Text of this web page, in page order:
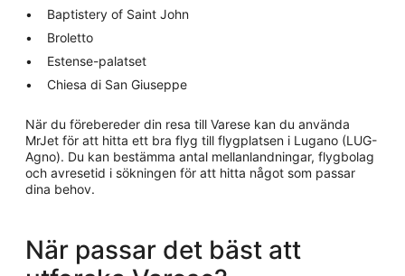
Baptistery of Saint John
Broletto
Estense-palatset
Chiesa di San Giuseppe
När du förebereder din resa till Varese kan du använda
MrJet för att hitta ett bra flyg till flygplatsen i Lugano (LUG-
Agno). Du kan bestämma antal mellanlandningar, flygbolag
och avresetid i sökningen för att hitta något som passar
dina behov.
När passar det bäst att